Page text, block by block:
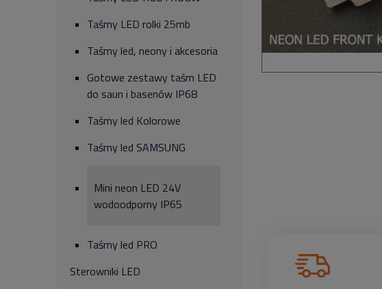
Taśmy LED rolki 25mb
Taśmy led, neony i akcesoria
Gotowe zestawy taśm LED
do saun i basenów IP68
Taśmy led Kolorowe
Taśmy led SAMSUNG
Mini neon LED 24V
wodoodporny IP65
Taśmy led PRO
Sterowniki LED